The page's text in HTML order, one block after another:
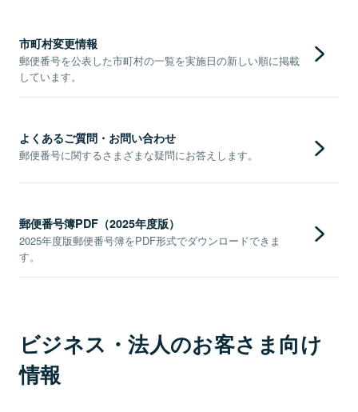
市町村変更情報
郵便番号を公表した市町村の一覧を実施日の新しい順に掲載
しています。
よくあるご質問・お問い合わせ
郵便番号に関するさまざまな疑問にお答えします。
郵便番号簿PDF（2025年度版）
2025年度版郵便番号簿をPDF形式でダウンロードできま
す。
ビジネス・法人のお客さま向け
情報